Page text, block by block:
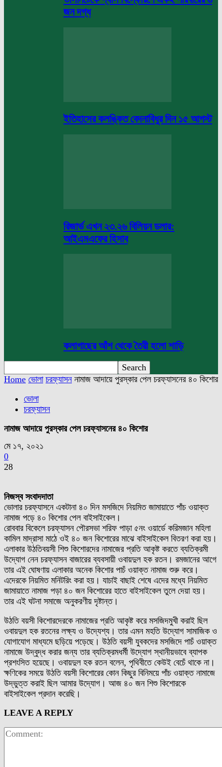
জন দগ্ধ
ইতিহাসের কলঙ্কিত বেদনাবিধুর দিন ১৫ আগস্ট
রিজার্ভ এখন ২৩.২৬ বিলিয়ন ডলার:
আইএমএফের হিসাব
কলাগাছের আঁশ থেকে তৈরী হলো শাড়ি
Home ভোলা চরফ্যাসন নামাজ আদায়ে পুরস্কার পেল চরফ্যাসনের ৪০ কিশোর
ভোলা
চরফ্যাসন
নামাজ আদায়ে পুরস্কার পেল চরফ্যাসনের ৪০ কিশোর
মে ১৭, ২০২১
0
28
নিজস্ব সংবাদদাতা
ভোলার চরফ্যাসনে একটানা ৪০ দিন মসজিদে নিয়মিত জামায়াতে পাঁচ ওয়াক্ত
নামাজ পড়ে ৪০ কিশোর পেল বাইসাইকেল।
রোববার বিকেলে চরফ্যাসন পৌরসভা শরিফ পাড়া ৫নং ওয়ার্ডে করিমজান মহিলা
কামিল মাদ্রাসা মাঠে ওই ৪০ জন কিশোরের মাঝে বাইসাইকেল বিতরণ করা হয়।
এলাকার উঠতিবয়সী শিশু কিশোরদের নামাজের প্রতি আকৃষ্ট করতে ব্যতিক্রমী
উদ্যোগ নেন চরফ্যাসন বাজারের ব্যবসায়ী ওবায়দুল হক রতন। রমজানের আগে
তার এই ঘোষণায় এলাকার অনেক কিশোর পাচঁ ওয়াক্ত নামাজ শুরু করে।
এদেরকে নিয়মিত মনিটরিং করা হয়। যাচাই বাছাই শেষে এদের মধ্যে নিয়মিত
জামায়াতে নামাজ পড়া ৪০ জন কিশোরের হাতে বাইসাইকেল তুলে দেয়া হয়।
তার এই ঘটনা সমাজে অনুকরণীয় দৃষ্টান্ত।
উঠতি বয়সী কিশোরদেরকে নামাজের প্রতি আকৃষ্ট করে মসজিদমুখী করাই ছিল
ওবায়দুল হক রতনের লক্ষ্য ও উদ্যেশ্য। তার এমন মহতি উদ্যোগ সামাজিক ও
যোগাযোগ মাধ্যমে ছড়িয়ে পড়েছে। উঠতি বয়সী যুবকদের মসজিদে পাচঁ ওয়াক্ত
নামাজে উদ্বুদ্ধ করার জন্য তার ব্যতিক্রমধর্মী উদ্যোগ স্থানীয়ভাবে ব্যাপক
প্রশংসিত হয়েছে। ওবায়দুল হক রতন বলেন, পৃথিবীতে কেউই বেচেঁ থাকে না।
ক্ষণিকের সময়ে উঠতি বয়সী কিশোরের কোন কিছুর বিনিময়ে পাঁচ ওয়াক্ত নামাজে
উদ্ভুত্ত করাই ছিল আমার উদ্যোগ। আজ ৪০ জন শিশু কিশোরকে
বাইসাইকেল প্রদান করেছি।
LEAVE A REPLY